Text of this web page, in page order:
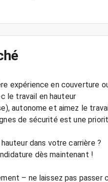
expérience en couverture
le travail en hauteur
autonome et aimez le
de sécurité est une
dans votre carrière ?
dès maintenant !